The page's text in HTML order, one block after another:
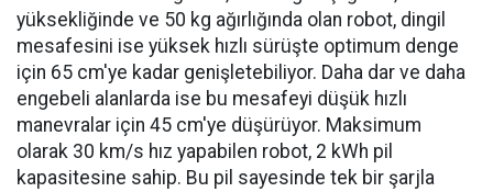
yüksekliğinde ve 50 kg ağırlığında olan robot, dingil
mesafesini ise yüksek hızlı sürüşte optimum denge
için 65 cm'ye kadar genişletebiliyor. Daha dar ve daha
engebeli alanlarda ise bu mesafeyi düşük hızlı
manevralar için 45 cm'ye düşürüyor. Maksimum
olarak 30 km/s hız yapabilen robot, 2 kWh pil
kapasitesine sahip. Bu pil sayesinde tek bir şarjla